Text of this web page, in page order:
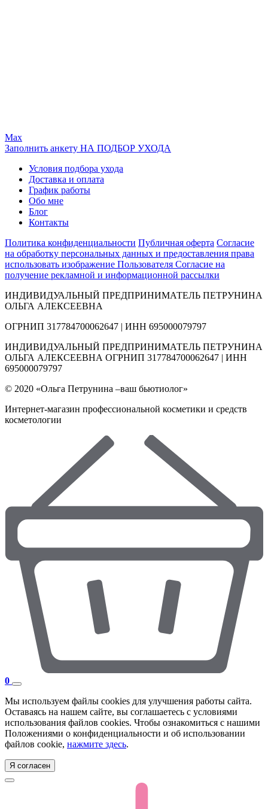
Max
Заполнить анкету НА ПОДБОР УХОДА
Условия подбора ухода
Доставка и оплата
График работы
Обо мне
Блог
Контакты
Политика конфиденциальности Публичная оферта Согласие
на обработку персональных данных и предоставления права
использовать изображение Пользователя Согласие на
получение рекламной и информационной рассылки
ИНДИВИДУАЛЬНЫЙ ПРЕДПРИНИМАТЕЛЬ ПЕТРУНИНА
ОЛЬГА АЛЕКСЕЕВНА
ОГРНИП 317784700062647 | ИНН 695000079797
ИНДИВИДУАЛЬНЫЙ ПРЕДПРИНИМАТЕЛЬ ПЕТРУНИНА
ОЛЬГА АЛЕКСЕЕВНА ОГРНИП 317784700062647 | ИНН
695000079797
© 2020 «Ольга Петрунина –ваш бьютиолог»
Интернет-магазин профессиональной косметики и средств
косметологии
0
Мы используем файлы cookies для улучшения работы сайта.
Оставаясь на нашем сайте, вы соглашаетесь с условиями
использования файлов cookies. Чтобы ознакомиться с нашими
Положениями о конфиденциальности и об использовании
файлов cookie, нажмите здесь.
Я согласен